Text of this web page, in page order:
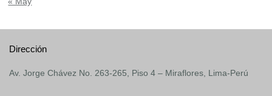
Dirección
Av. Jorge Chávez No. 263-265, Piso 4 – Miraflores, Lima-Perú